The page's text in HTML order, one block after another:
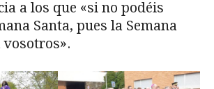
a los que «si no podéis
Santa, pues la Semana
vosotros».